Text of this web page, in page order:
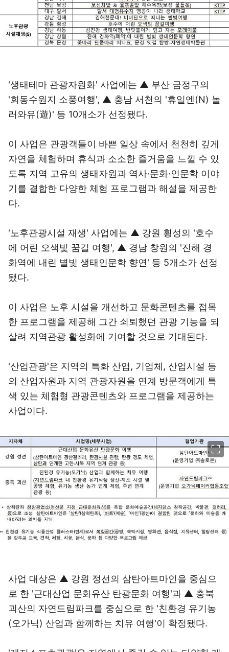
'생태테마 관광자원화' 사업에는 ▲ 부산 금정구의
'회동수원지 소풍여행', ▲ 충남 서천의 '휴일엔(N) 놀
러와유(遊)' 등 10개소가 선정됐다.
이 사업은 관광객들이 바쁜 일상 속에서 천천히 깊게
자연을 체험하며 휴식과 소소한 즐거움을 느낄 수 있
도록 지역 고유의 생태자원과 역사·문화·인문학 이야
기를 결합한 다양한 체험 프로그램과 해설을 제공한
다.
'노후관광시설 재생' 사업에는 ▲ 강원 횡성의 '호수
에 어린 오색빛 꿈길 여행', ▲ 경남 창원의 '진해 경
화역에 내린 별빛 생태인문학 향연' 등 5개소가 선정
됐다.
이 사업은 노후 시설을 개선하고 문화콘텐츠를 접목
한 프로그램을 제공해 그간 쇠퇴했던 관광 기능을 되
살려 지역관광 활성화에 기여할 것으로 기대된다.
'산업관광'은 지역의 특화 산업, 기업체, 산업시설 등
의 산업자원과 지역 관광자원을 연계 방문객에게 특
색 있는 체험형 관광콘텐츠와 프로그램을 제공하는
사업이다.
사업 대상은 ▲ 강원 정선의 삼탄아트마인을 중심으
로 한 '근대산업 문화유산 탄광문화 여행'과 ▲ 충북
괴산의 자연드림파크를 중심으로 한 '친환경 유기농
(오가닉) 산업과 함께하는 치유 여행'이 확정됐다.